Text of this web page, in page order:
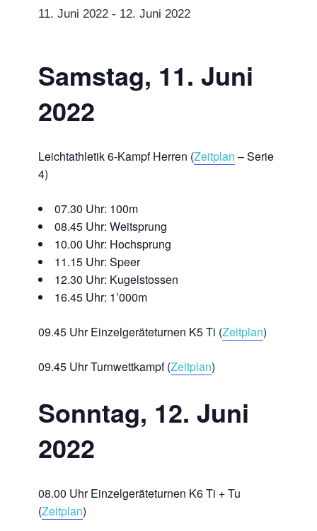
11. Juni 2022 - 12. Juni 2022
Samstag, 11. Juni
2022
Leichtathletik 6-Kampf Herren (Zeitplan – Serie
4)
07.30 Uhr: 100m
08.45 Uhr: Weitsprung
10.00 Uhr: Hochsprung
11.15 Uhr: Speer
12.30 Uhr: Kugelstossen
16.45 Uhr: 1’000m
09.45 Uhr Einzelgeräteturnen K5 Ti (Zeitplan)
09.45 Uhr Turnwettkampf (Zeitplan)
Sonntag, 12. Juni
2022
08.00 Uhr Einzelgeräteturnen K6 Ti + Tu
(Zeitplan)